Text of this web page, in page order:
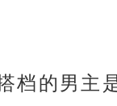
档的男主